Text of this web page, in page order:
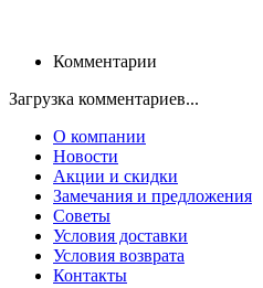
Комментарии
Загрузка комментариев...
О компании
Новости
Акции и скидки
Замечания и предложения
Советы
Условия доставки
Условия возврата
Контакты